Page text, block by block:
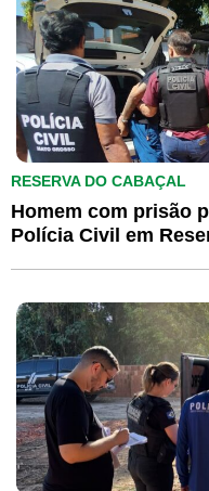
RESERVA DO CABAÇAL
Homem com prisão
Polícia Civil em